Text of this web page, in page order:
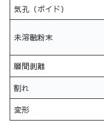
気孔（ボイド）
未溶融粉末
層間剥離
割れ
変形